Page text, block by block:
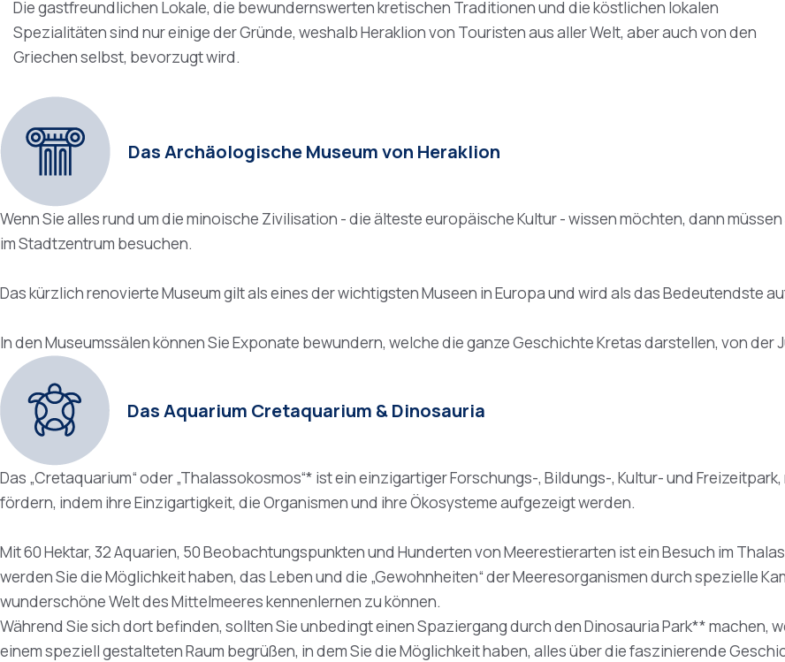
Die gastfreundlichen Lokale, die bewundernswerten kretischen Traditionen und die köstlichen lokalen
Spezialitäten sind nur einige der Gründe, weshalb Heraklion von Touristen aus aller Welt, aber auch von den
Griechen selbst, bevorzugt wird.
Das Archäologische Museum von Heraklion
Wenn Sie alles rund um die minoische Zivilisation - die älteste europäische Kultur - wissen möchten, dann
im Stadtzentrum besuchen.
Das kürzlich renovierte Museum gilt als eines der wichtigsten Museen in Europa und wird als das Bedeutendste
In den Museumssälen können Sie Exponate bewundern, welche die ganze Geschichte Kretas darstellen, von
Das Aquarium Cretaquarium & Dinosauria
Das „Cretaquarium“ oder „Thalassokosmos“* ist ein einzigartiger Forschungs-, Bildungs-, Kultur- und
fördern, indem ihre Einzigartigkeit, die Organismen und ihre Ökosysteme aufgezeigt werden.
Mit 60 Hektar, 32 Aquarien, 50 Beobachtungspunkten und Hunderten von Meerestierarten ist ein Besuch im
werden Sie die Möglichkeit haben, das Leben und die „Gewohnheiten“ der Meeresorganismen durch spezielle
wunderschöne Welt des Mittelmeeres kennenlernen zu können.
Während Sie sich dort befinden, sollten Sie unbedingt einen Spaziergang durch den Dinosauria Park** machen,
einem speziell gestalteten Raum begrüßen, in dem Sie die Möglichkeit haben, alles über die faszinierende